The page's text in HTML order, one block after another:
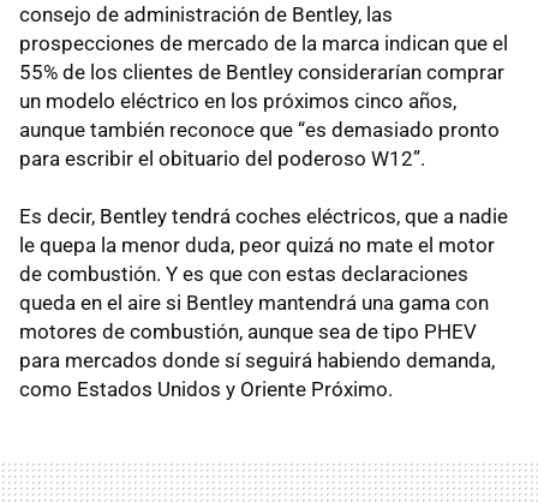
consejo de administración de Bentley, las
prospecciones de mercado de la marca indican que el
55% de los clientes de Bentley considerarían comprar
un modelo eléctrico en los próximos cinco años,
aunque también reconoce que “es demasiado pronto
para escribir el obituario del poderoso W12”.
Es decir, Bentley tendrá coches eléctricos, que a nadie
le quepa la menor duda, peor quizá no mate el motor
de combustión. Y es que con estas declaraciones
queda en el aire si Bentley mantendrá una gama con
motores de combustión, aunque sea de tipo PHEV
para mercados donde sí seguirá habiendo demanda,
como Estados Unidos y Oriente Próximo.